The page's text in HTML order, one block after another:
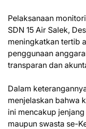
Pelaksanaan
SDN 15 Air Salek,
meningkatkan tertib
penggunaan
transparan dan
Dalam
menjelaskan bahwa
ini mencakup
maupun swasta se-